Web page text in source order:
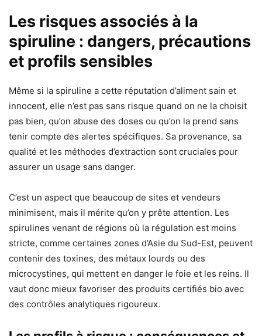
Les risques associés à la
spiruline : dangers, précautions
et profils sensibles
Même si la spiruline a cette réputation d’aliment sain et
innocent, elle n’est pas sans risque quand on ne la choisit
pas bien, qu’on abuse des doses ou qu’on la prend sans
tenir compte des alertes spécifiques. Sa provenance, sa
qualité et les méthodes d’extraction sont cruciales pour
assurer un usage sans danger.
C’est un aspect que beaucoup de sites et vendeurs
minimisent, mais il mérite qu’on y prête attention. Les
spirulines venant de régions où la régulation est moins
stricte, comme certaines zones d’Asie du Sud-Est, peuvent
contenir des toxines, des métaux lourds ou des
microcystines, qui mettent en danger le foie et les reins. Il
vaut donc mieux favoriser des produits certifiés bio avec
des contrôles analytiques rigoureux.